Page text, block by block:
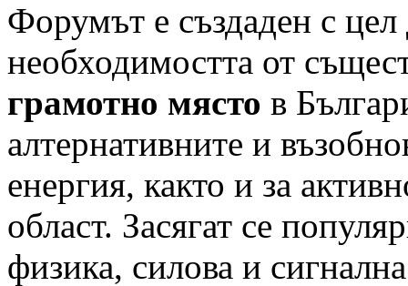
Форумът е създаден с цел
необходимостта от
грамотно място в
алтернативните и
енергия, както и за
област. Засягат се
физика, силова и